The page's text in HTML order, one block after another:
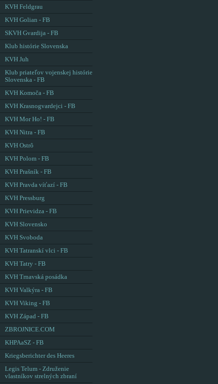
KVH Feldgrau
KVH Golian - FB
SKVH Gvardija - FB
Klub histórie Slovenska
KVH Juh
Klub priateľov vojenskej histórie
Slovenska - FB
KVH Komoča - FB
KVH Krasnogvardejci - FB
KVH Mor Ho! - FB
KVH Nitra - FB
KVH Ostrô
KVH Polom - FB
KVH Prašník - FB
KVH Pravda víťazí - FB
KVH Pressburg
KVH Prievidza - FB
KVH Slovensko
KVH Svoboda
KVH Tatranskí vlci - FB
KVH Tatry - FB
KVH Trnavská posádka
KVH Valkýra - FB
KVH Viking - FB
KVH Západ - FB
ZBROJNICE.COM
KHPAaSZ - FB
Kriegsberichter des Heeres
Legis Telum - Združenie
vlastníkov strelných zbraní